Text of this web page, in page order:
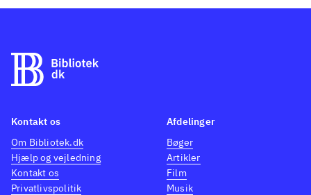
fingerkrampe da controlleren
man kæmper på, er rigt
varierede. Yderligere kæmper
man også i luften, da samtlige
møder 1-2 helte en skurk og
kæmper så. Dette gentager sig
indtil man møder bosses i
større slag. En grafisk detalje
Kontakt os
Om Bibliotek.dk
Hjælp og vejledning
Kontakt os
Privatlivspolitik
Afdelinger
Bøger
Artikler
Film
Musik